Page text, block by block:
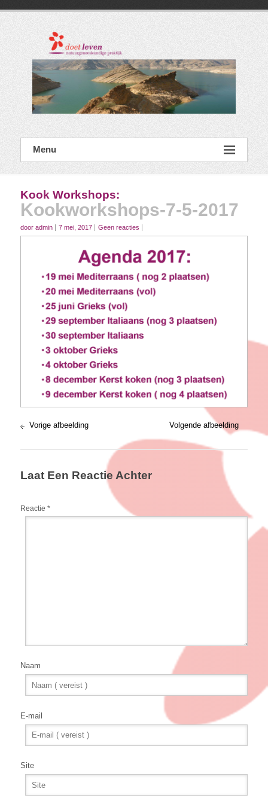
Menu
Kook Workshops:
Kookworkshops-7-5-2017
door admin 7 mei, 2017 Geen reacties
Vorige afbeelding Volgende afbeelding
Laat Een Reactie Achter
Reactie *
Naam
E-mail
Site